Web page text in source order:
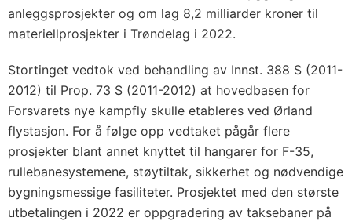
anleggsprosjekter og om lag 8,2 milliarder kroner til
materiellprosjekter i Trøndelag i 2022.
Stortinget vedtok ved behandling av Innst. 388 S (2011-
2012) til Prop. 73 S (2011-2012) at hovedbasen for
Forsvarets nye kampfly skulle etableres ved Ørland
flystasjon. For å følge opp vedtaket pågår flere
prosjekter blant annet knyttet til hangarer for F-35,
rullebanesystemene, støytiltak, sikkerhet og nødvendige
bygningsmessige fasiliteter. Prosjektet med den største
utbetalingen i 2022 er oppgradering av taksebaner på